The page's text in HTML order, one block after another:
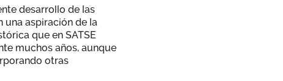
desarrollo de las
una aspiración de la
que en SATSE
muchos años, aunque
otras